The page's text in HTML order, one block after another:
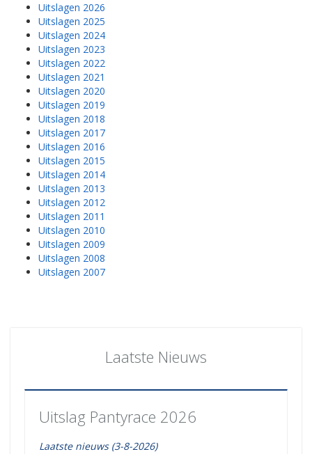
Uitslagen 2026
Uitslagen 2025
Uitslagen 2024
Uitslagen 2023
Uitslagen 2022
Uitslagen 2021
Uitslagen 2020
Uitslagen 2019
Uitslagen 2018
Uitslagen 2017
Uitslagen 2016
Uitslagen 2015
Uitslagen 2014
Uitslagen 2013
Uitslagen 2012
Uitslagen 2011
Uitslagen 2010
Uitslagen 2009
Uitslagen 2008
Uitslagen 2007
Laatste Nieuws
Uitslag Pantyrace 2026
Laatste nieuws (3-8-2026)